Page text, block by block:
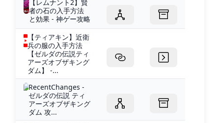
【レムナント2】賢
者の石の入手方法
と効果 - 神ゲー攻略
【ティアキン】近衛
兵の服の入手方法
【ゼルダの伝説ティ
アーズオブザキング
ダム】 -...
RecentChanges -
ゼルダの伝説 ティ
アーズオブザキング
ダム 攻...